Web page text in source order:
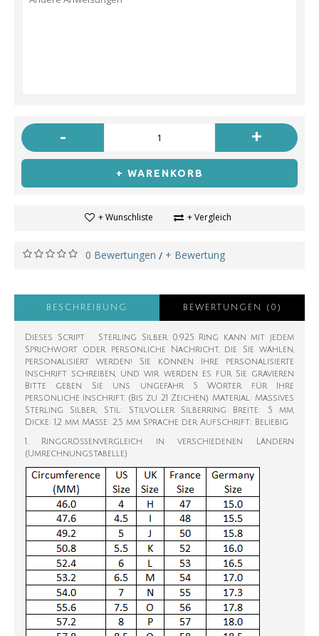
- +
+ WARENKORB
+ Wunschliste + Vergleich
0 Bewertungen / + Bewertung
BESCHREIBUNG BEWERTUNGEN (0)
Dieses Script Sterling Silber 0.925 Ring kann mit jedem
Sprichwort oder persönliche Nachricht, die Sie wählen,
personalisiert werden! Sie können Ihre personalisierte
Inschrift schreiben, und wir werden es für Sie gravieren
Bitte geben Sie uns ungefähr 5 Wörter für Ihre
persönliche Inschrift. (Bis zu 21 Zeichen) Material: Massives
Sterling Silber, Stil: Stilvoller Silberring Breite: 5 mm,
Dicke: 1,2 mm Maße: 2,5 mm Sprache der Aufschrift: Beliebig
1. Ringgrößenvergleich in verschiedenen Ländern
(Umrechnungstabelle)